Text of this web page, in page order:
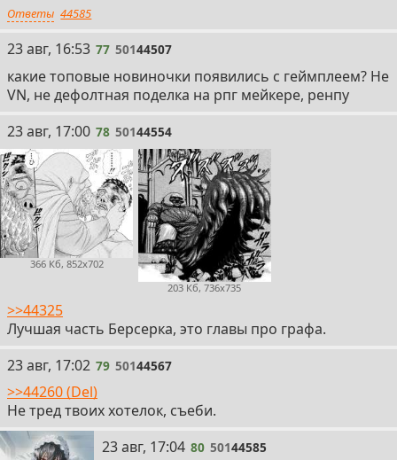
Ответы 44585
77
23 авг, 16:53 77 50144507
какие топовые новиночки появились с геймплеем? Не
VN, не дефолтная поделка на рпг мейкере, ренпу
78
23 авг, 17:00 78 50144554
366 Кб, 852x702
203 Кб, 736x735
>>44325
Лучшая часть Берсерка, это главы про графа.
79
23 авг, 17:02 79 50144567
>>44260 (Del)
Не тред твоих хотелок, съеби.
80
23 авг, 17:04 80 50144585